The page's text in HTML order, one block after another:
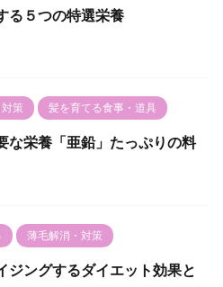
る５つの特選栄養
策 髪を育てる食事・道具
な栄養「亜鉛」たっぷりの料
薄毛解消・対策
ジングするダイエット効果と